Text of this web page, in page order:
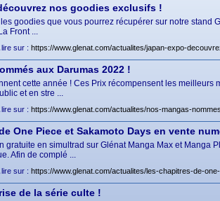
nos goodies exclusifs !
goodies que vous pourrez récupérer sur notre stand
Front ...
sur : https://www.glenat.com/actualites/japan-expo-
aux Darumas 2022 !
cette année ! Ces Prix récompensent les
et en stre ...
sur : https://www.glenat.com/actualites/nos-mangas-
One Piece et Sakamoto Days en vente
gratuite en simultrad sur Glénat Manga Max et Manga
Afin de complé ...
lire sur : https://www.glenat.com/actualites/les-chapitres-de-
de la série culte !